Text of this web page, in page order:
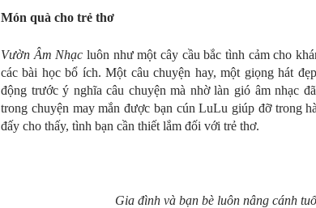
Món quà cho trẻ thơ
Vườn Âm Nhạc luôn như một cây cầu bắc tình cảm cho
các bài học bổ ích. Một câu chuyện hay, một giọng hát
động trước ý nghĩa câu chuyện mà nhờ làn gió âm nhạc
trong chuyện may mắn được bạn cún LuLu giúp đỡ trong
đấy cho thấy, tình bạn cần thiết lắm đối với trẻ thơ.
Gia đình và bạn bè luôn nâng cánh